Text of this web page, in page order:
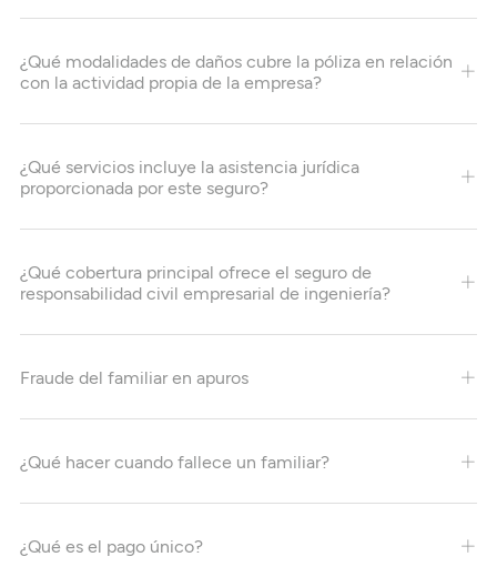
¿Qué modalidades de daños cubre la póliza en relación
con la actividad propia de la empresa?
¿Qué servicios incluye la asistencia jurídica
proporcionada por este seguro?
¿Qué cobertura principal ofrece el seguro de
responsabilidad civil empresarial de ingeniería?
Fraude del familiar en apuros
¿Qué hacer cuando fallece un familiar?
¿Qué es el pago único?